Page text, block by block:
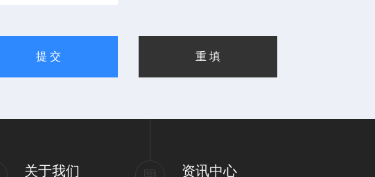
关于我们 资讯中心